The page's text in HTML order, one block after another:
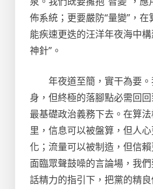
佈系統；更要嚴防“量變”，
能疾速更迭的汪洋年夜海中
神針”。
年夜道至簡，實干為要
身，但終極的落腳點必需回
最基礎政治義務下去。在算
里，信息可以被盤算，但人
化；流量可以被制造，但信
面臨眾聲鼓噪的言論場，我們
話精力的指引下，把黨的精